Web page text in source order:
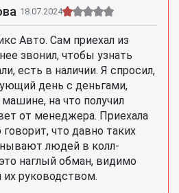
18.07.2024
Авто. Сам приехал из
звонил, чтобы узнать
есть в наличии. Я спросил,
день с деньгами,
на что получил
от менеджера. Приехала
что давно таких
людей в колл-
наглый обман, видимо
руководством.